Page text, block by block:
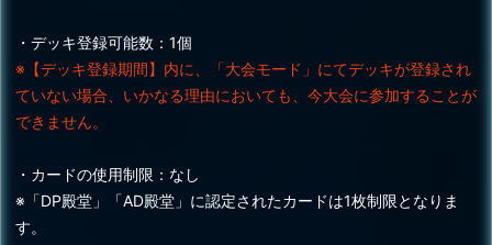
・デッキ登録可能数：1個
※【デッキ登録期間】内に、「大会モード」にてデッキが登録され
ていない場合、いかなる理由においても、今大会に参加することが
できません。
・カードの使用制限：なし
※「DP殿堂」「AD殿堂」に認定されたカードは1枚制限となりま
す。